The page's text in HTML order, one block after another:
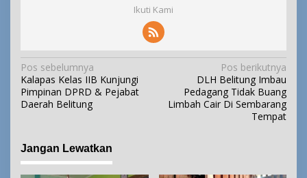
Ikuti Kami
N
a
v
a
s
Pos sebelumnya
Kalapas Kelas IIB Kunjungi
Pimpinan DPRD & Pejabat
Daerah Belitung
Pos berikutnya
DLH Belitung Imbau
Pedagang Tidak Buang
Limbah Cair Di Sembarang
Tempat
Jangan Lewatkan